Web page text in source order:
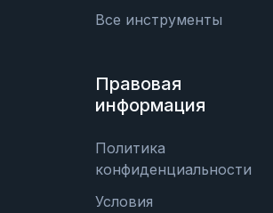
Все инструменты
Правовая
информация
Политика
конфиденциальности
Условия